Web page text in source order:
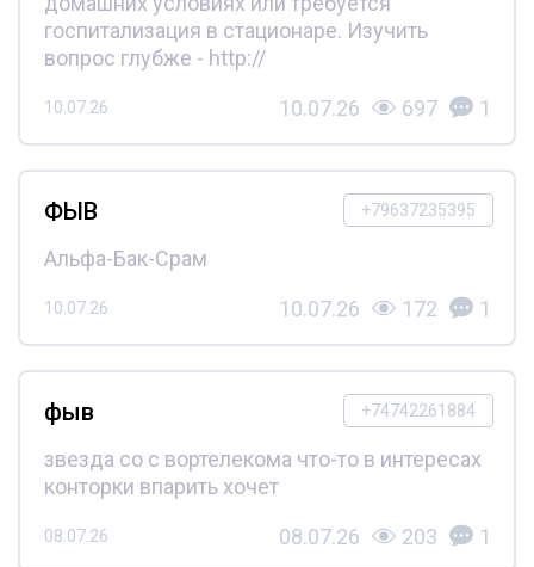
госпитализация в стационаре. Изучить
вопрос глубже - http://
10.07.26 10.07.26 697 1
+79637235395
ФЫВ
Альфа-Бак-Срам
10.07.26 10.07.26 172 1
+74742261884
фыв
звезда со с вортелекома что-то в интересах
конторки впарить хочет
08.07.26 08.07.26 203 1